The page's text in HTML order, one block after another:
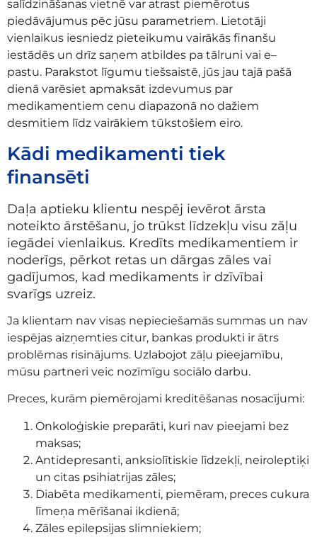
salīdzināšanas vietnē var atrast piemērotus
piedāvājumus pēc jūsu parametriem. Lietotāji
vienlaikus iesniedz pieteikumu vairākās finanšu
iestādēs un drīz saņem atbildes pa tālruni vai e–
pastu. Parakstot līgumu tiešsaistē, jūs jau tajā pašā
dienā varēsiet apmaksāt izdevumus par
medikamentiem cenu diapazonā no dažiem
desmitiem līdz vairākiem tūkstošiem eiro.
Kādi medikamenti tiek
finansēti
Daļa aptieku klientu nespēj ievērot ārsta
noteikto ārstēšanu, jo trūkst līdzekļu visu zāļu
iegādei vienlaikus. Kredīts medikamentiem ir
noderīgs, pērkot retas un dārgas zāles vai
gadījumos, kad medikaments ir dzīvībai
svarīgs uzreiz.
Ja klientam nav visas nepieciešamās summas un nav
iespējas aizņemties citur, bankas produkti ir ātrs
problēmas risinājums. Uzlabojot zāļu pieejamību,
mūsu partneri veic nozīmīgu sociālo darbu.
Preces, kurām piemērojami kreditēšanas nosacījumi:
Onkoloģiskie preparāti, kuri nav pieejami bez
maksas;
Antidepresanti, anksiolītiskie līdzekļi, neiroleptiķi
un citas psihiatrijas zāles;
Diabēta medikamenti, piemēram, preces cukura
līmeņa mērīšanai ikdienā;
Zāles epilepsijas slimniekiem;